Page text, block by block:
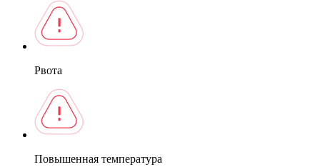
Рвота
Повышенная температура